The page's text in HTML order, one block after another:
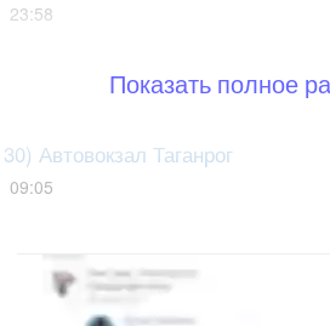
23:58
Показать полное
30) Автовокзал Таганрог
09:05